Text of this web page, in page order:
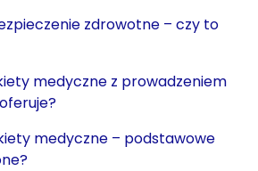
zdrowotne – czy to
medyczne z prowadzeniem
medyczne – podstawowe